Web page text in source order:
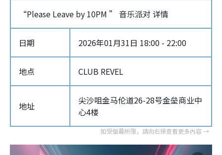
“Please Leave by 10PM ” 音乐派对 详情
日期 2026年01月31日 18:00 - 22:00
地点 CLUB REVEL
地址
尖沙咀金马伦道26-28号金垒商业中
心4楼